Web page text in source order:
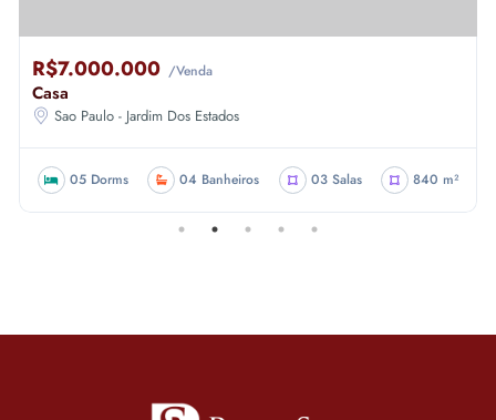
R$7.000.000 /Venda
Casa
Sao Paulo - Jardim Dos Estados
05 Dorms 04 Banheiros 03 Salas 840 m²